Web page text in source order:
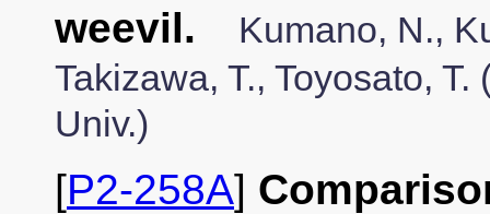
weevil.
Kumano, N.,
Takizawa, T., Toyosato,
Univ.)
[P2-258A]